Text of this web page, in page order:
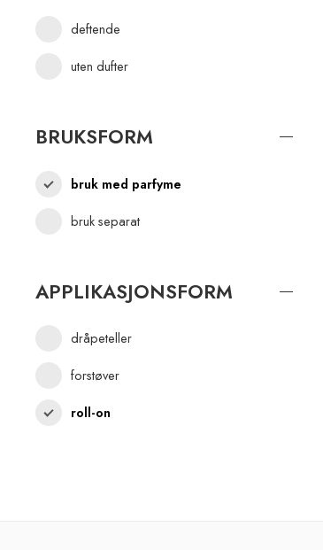
deftende
uten dufter
BRUKSFORM
bruk med parfyme
bruk separat
APPLIKASJONSFORM
dråpeteller
forstøver
roll-on